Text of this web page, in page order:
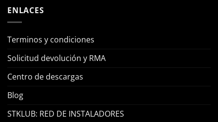
ENLACES
Terminos y condiciones
Solicitud devolución y RMA
Centro de descargas
Blog
STKLUB: RED DE INSTALADORES